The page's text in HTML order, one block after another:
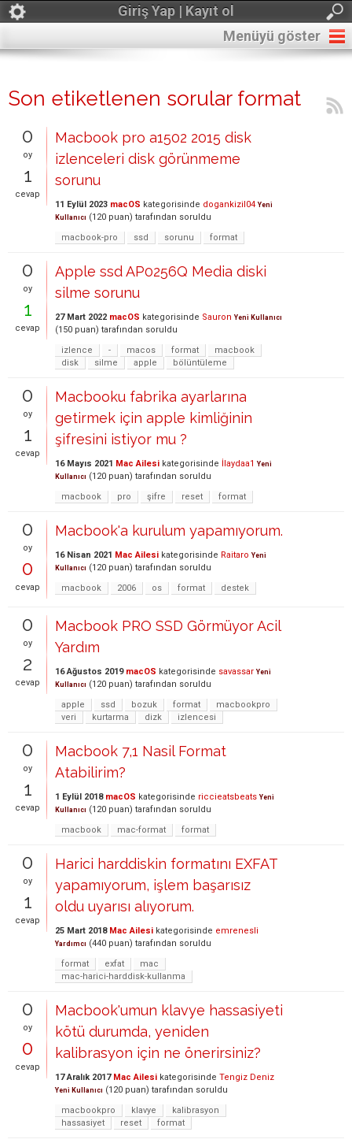
Giriş Yap | Kayıt ol
Menüyü göster
Son etiketlenen sorular format
0
oy
1
cevap
Macbook pro a1502 2015 disk
izlenceleri disk görünmeme
sorunu
11 Eylül 2023 macOS kategorisinde dogankizil04 Yeni
Kullanıcı (120 puan) tarafından soruldu
macbook-pro
ssd sorunu format
0
oy
1
cevap
Apple ssd AP0256Q Media diski
silme sorunu
27 Mart 2022 macOS kategorisinde Sauron Yeni Kullanıcı
(150 puan) tarafından soruldu
izlence
- macos format
macbook
disk
silme apple bölüntüleme
0
oy
1
cevap
Macbooku fabrika ayarlarına
getirmek için apple kimliğinin
şifresini istiyor mu ?
16 Mayıs 2021 Mac Ailesi kategorisinde İlaydaa1 Yeni
Kullanıcı (120 puan) tarafından soruldu
macbook
pro şifre reset format
0
oy
0
cevap
Macbook'a kurulum yapamıyorum.
16 Nisan 2021 Mac Ailesi kategorisinde Raitaro Yeni
Kullanıcı (120 puan) tarafından soruldu
macbook
2006 os format destek
0
oy
2
cevap
Macbook PRO SSD Görmüyor Acil
Yardım
16 Ağustos 2019 macOS kategorisinde savassar Yeni
Kullanıcı (120 puan) tarafından soruldu
apple
ssd bozuk format
macbookpro
veri
kurtarma dizk izlencesi
0
oy
1
cevap
Macbook 7,1 Nasil Format
Atabilirim?
1 Eylül 2018 macOS kategorisinde riccieatsbeats Yeni
Kullanıcı (120 puan) tarafından soruldu
macbook
mac-format format
0
oy
1
cevap
Harici harddiskin formatını EXFAT
yapamıyorum, işlem başarısız
oldu uyarısı alıyorum.
25 Mart 2018 Mac Ailesi kategorisinde emrenesli
Yardımcı (440 puan) tarafından soruldu
format
exfat
mac
mac-harici-harddisk-kullanma
0
oy
0
cevap
Macbook'umun klavye hassasiyeti
kötü durumda, yeniden
kalibrasyon için ne önerirsiniz?
17 Aralık 2017 Mac Ailesi kategorisinde Tengiz Deniz
Yeni Kullanıcı (120 puan) tarafından soruldu
macbookpro
klavye
kalibrasyon
hassasiyet
reset format